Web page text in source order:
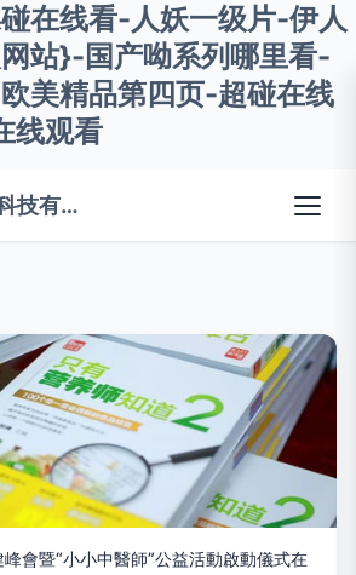
在线看-人妖一级片-伊人
站}-国产呦系列哪里看-
美精品第四页-超碰在线
线观看
上海卓錦洲生物科技有限公司
會暨“小小中醫師”公益活動啟動儀式在